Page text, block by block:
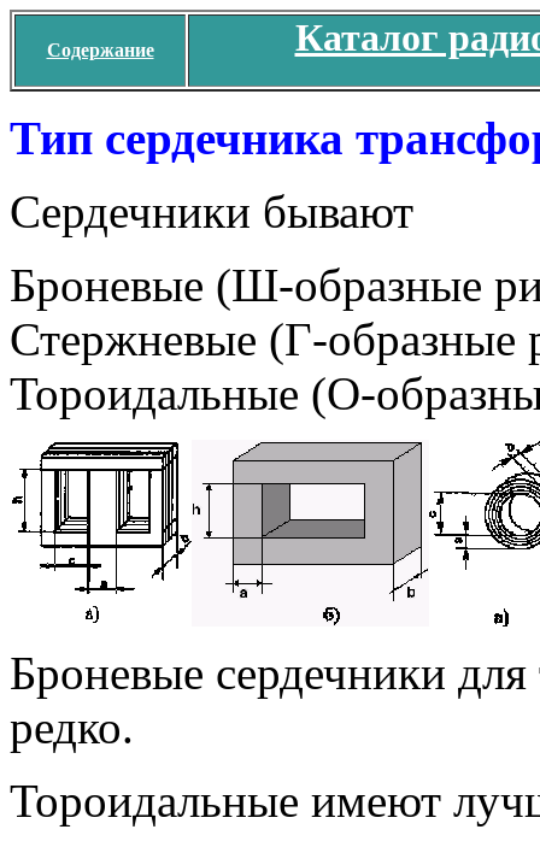
Содержание Каталог
Тип сердечника
Сердечники бывают
Броневые (Ш-образные
Стержневые (Г-образные
Тороидальные (О-
Броневые сердечники
редко.
Тороидальные имеют